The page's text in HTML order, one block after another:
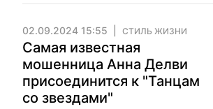
02.09.2024 15:55 СТИЛЬ ЖИЗНИ
Самая известная
мошенница Анна Делви
присоединится к "Танцам
со звездами"